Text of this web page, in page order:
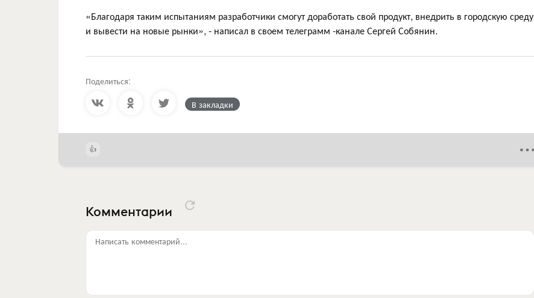
«Благодаря таким испытаниям разработчики смогут доработать свой продукт, внедрить в городскую среду
и вывести на новые рынки», - написал в своем телеграмм -канале Сергей Собянин.
Поделиться:
В закладки
Комментарии
Написать комментарий...